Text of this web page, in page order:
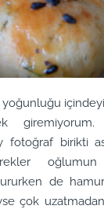
fotoğraf birikti
de
çok